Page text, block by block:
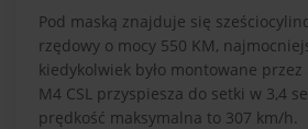
Pod maską znajduje się
rzędowy o mocy 550 KM,
kiedykolwiek było montowane
M4 CSL przyspiesza do setki w 3,4
prędkość maksymalna to 307 km/h.